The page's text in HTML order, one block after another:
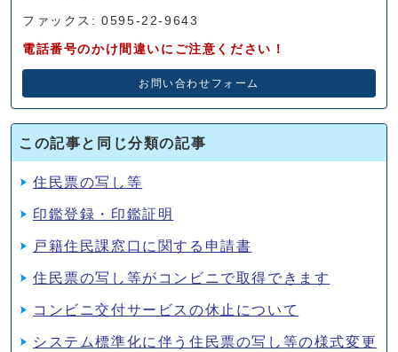
ファックス: 0595-22-9643
電話番号のかけ間違いにご注意ください！
お問い合わせフォーム
この記事と同じ分類の記事
住民票の写し等
印鑑登録・印鑑証明
戸籍住民課窓口に関する申請書
住民票の写し等がコンビニで取得できます
コンビニ交付サービスの休止について
システム標準化に伴う住民票の写し等の様式変更